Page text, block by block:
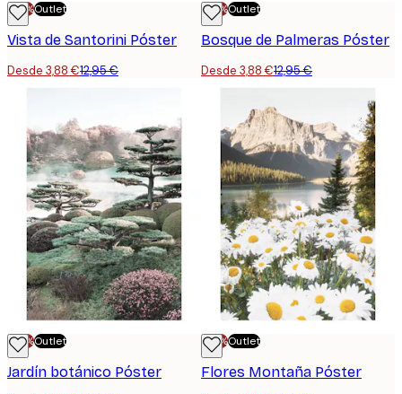
-70%Outlet
Vista de Santorini Póster
Desde 3,88 €12,95 €
-70%Outlet
Bosque de Palmeras Póster
Desde 3,88 €12,95 €
-70%Outlet
Jardín botánico Póster
-70%Outlet
Flores Montaña Póster